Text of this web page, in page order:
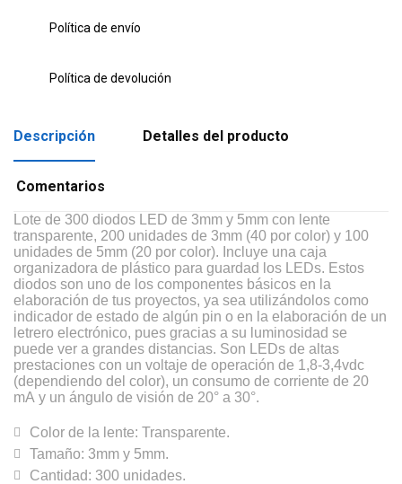
Política de envío
Política de devolución
Descripción Detalles del producto
Comentarios
Lote de 300 diodos
LED de 3mm y 5mm con lente
transparente, 200 unidades de 3mm (40 por color) y 100
unidades de 5mm (20 por color). Incluye una caja
organizadora de plástico para guardad los LEDs. Estos
diodos son uno de los componentes básicos en la
elaboración de tus proyectos, ya sea utilizándolos como
indicador de estado de algún pin o en la elaboración de un
letrero electrónico, pues gracias a su luminosidad se
puede ver a grandes distancias. Son LEDs de altas
prestaciones con un voltaje de operación de 1,8-3,4vdc
(dependiendo del color), un consumo de corriente de 20
mA y un ángulo de visión de 20° a 30°.
Color de la lente: Transparente.
Tamaño: 3mm y 5mm.
Cantidad: 300 unidades.